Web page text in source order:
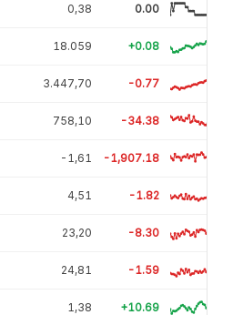
0,38 0.00
18.059 +0.08
3.447,70 -0.77
758,10 -34.38
-1,61 -1,907.18
4,51 -1.82
23,20 -8.30
24,81 -1.59
1,38 +10.69